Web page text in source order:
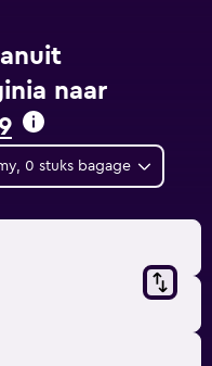
naar
0 stuks bagage